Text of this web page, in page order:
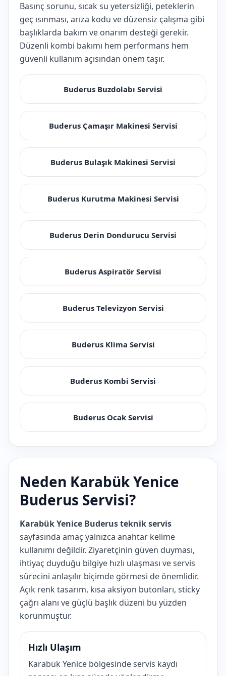
Basınç sorunu, sıcak su yetersizliği, peteklerin
geç ısınması, arıza kodu ve düzensiz çalışma gibi
başlıklarda bakım ve onarım desteği gerekir.
Düzenli kombi bakımı hem performans hem
güvenli kullanım açısından önem taşır.
Buderus Buzdolabı Servisi
Buderus Çamaşır Makinesi Servisi
Buderus Bulaşık Makinesi Servisi
Buderus Kurutma Makinesi Servisi
Buderus Derin Dondurucu Servisi
Buderus Aspiratör Servisi
Buderus Televizyon Servisi
Buderus Klima Servisi
Buderus Kombi Servisi
Buderus Ocak Servisi
Neden Karabük Yenice
Buderus Servisi?
Karabük Yenice Buderus teknik servis
sayfasında amaç yalnızca anahtar kelime
kullanımı değildir. Ziyaretçinin güven duyması,
ihtiyaç duyduğu bilgiye hızlı ulaşması ve servis
sürecini anlaşılır biçimde görmesi de önemlidir.
Açık renk tasarım, kısa aksiyon butonları, sticky
çağrı alanı ve güçlü başlık düzeni bu yüzden
korunmuştur.
Hızlı Ulaşım
Karabük Yenice bölgesinde servis kaydı